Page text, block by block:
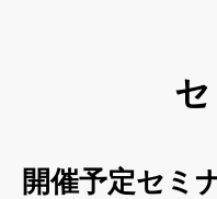
開催予定セミ